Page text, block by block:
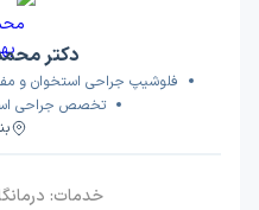
دکتر
فلوشیپ جراحی استخوان و
تخصص جراحی
خدمات: